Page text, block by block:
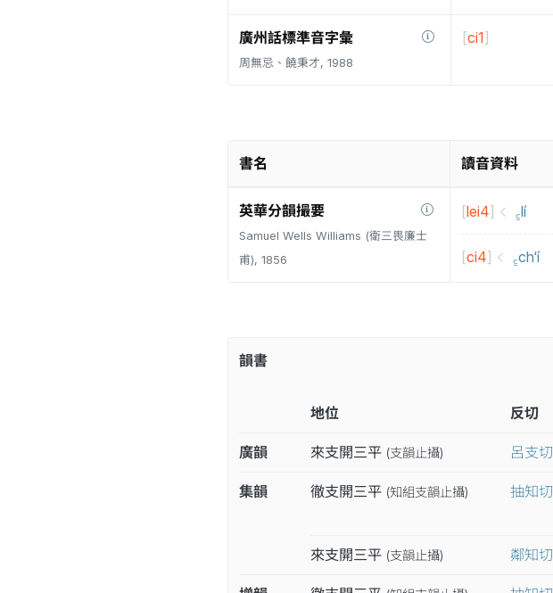
廣州話標準音字彙
周無忌、饒秉才, 1988
[ci1]
書名 讀音資料
英華分韻撮要
Samuel Wells Williams (衛三畏廉士
甫), 1856
[lei4] ꜁lí
[ci4] ꜁ch‘í
韻書
地位 反切
廣韻 來支開三平 (支韻止攝) 呂支切
集韻 徹支開三平 (知組支韻止攝) 抽知切
來支開三平 (支韻止攝) 鄰知切